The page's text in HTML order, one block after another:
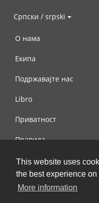
This website uses
the best experience on
More information
Српски / srpski
О нама
Екипа
Подржавајте нас
Libro
Приватност
Правила
Контактирајте нас